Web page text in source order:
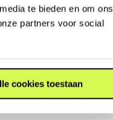
te bieden en om ons
partners voor social
cookies toestaan